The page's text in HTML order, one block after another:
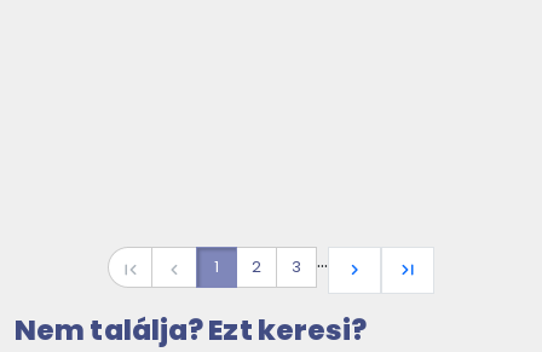
first_page navigate_before 1 2 3 … navigate_next last_page
Nem találja? Ezt keresi?